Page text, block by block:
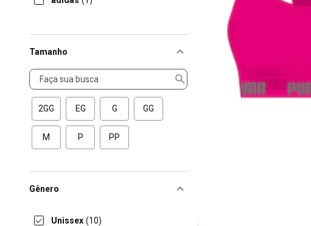
Tamanho
Tamanho
2GG EG G GG
M P PP
Gênero
Unissex (10)